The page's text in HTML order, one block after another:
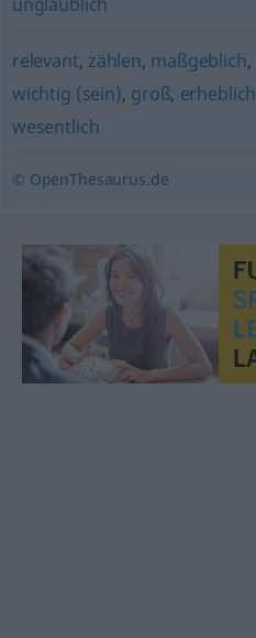
relevant, zählen, maßgeblich,
wichtig (sein), groß, erheblich
wesentlich
© OpenThesaurus.de